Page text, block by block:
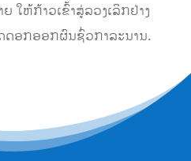
ໃຫ້ກ້າວເຂົ້າສູ່ລວງເລິກຢ່າງ
ດອກອອກຜົນຊົ່ວກາລະນານ.